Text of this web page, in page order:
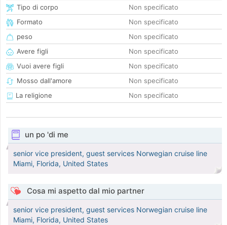
Tipo di corpo
Non specificato
Formato
Non specificato
peso
Non specificato
Avere figli
Non specificato
Vuoi avere figli
Non specificato
Mosso dall'amore
Non specificato
La religione
Non specificato
un po 'di me
senior vice president, guest services Norwegian cruise line
Miami, Florida, United States
Cosa mi aspetto dal mio partner
senior vice president, guest services Norwegian cruise line
Miami, Florida, United States